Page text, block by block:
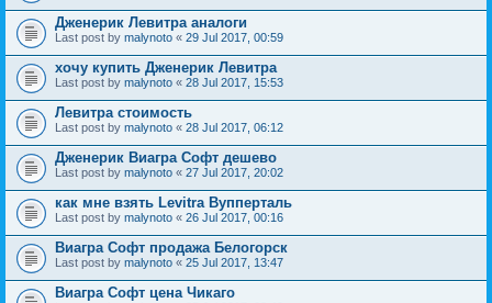
Дженерик Левитра аналоги
Last post by malynoto « 29 Jul 2017, 00:59
хочу купить Дженерик Левитра
Last post by malynoto « 28 Jul 2017, 15:53
Левитра стоимость
Last post by malynoto « 28 Jul 2017, 06:12
Дженерик Виагра Софт дешево
Last post by malynoto « 27 Jul 2017, 20:02
как мне взять Levitra Вупперталь
Last post by malynoto « 26 Jul 2017, 00:16
Виагра Софт продажа Белогорск
Last post by malynoto « 25 Jul 2017, 13:47
Виагра Софт цена Чикаго